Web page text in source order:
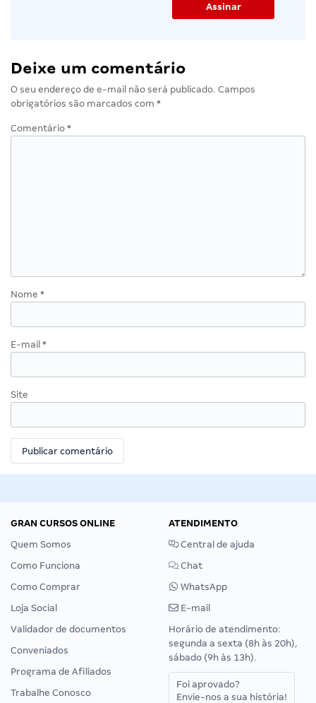
Deixe um comentário
O seu endereço de e-mail não será publicado. Campos
obrigatórios são marcados com *
Comentário *
Nome *
E-mail *
Site
GRAN CURSOS ONLINE
Quem Somos
Como Funciona
Como Comprar
Loja Social
Validador de documentos
Conveniados
Programa de Afiliados
Trabalhe Conosco
ATENDIMENTO
Central de ajuda
Chat
WhatsApp
E-mail
Horário de atendimento:
segunda a sexta (8h às 20h),
sábado (9h às 13h).
Foi aprovado?
Envie-nos a sua história!